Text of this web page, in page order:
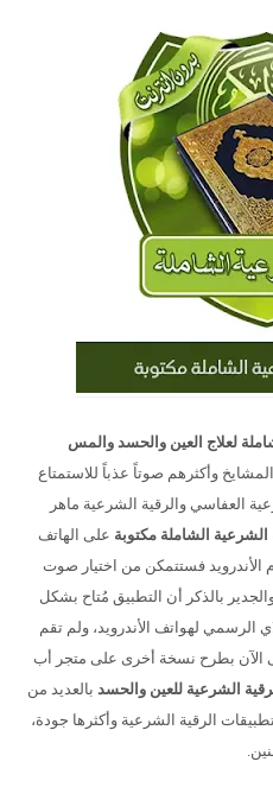
لعلاج العين والحسد والمس
وأكثرهم صوتاً عذباً للاستمتاع
العفاسي والرقية الشرعية ماهر
الشرعية الشاملة مكتوبة على الهاتف
فستتمكن من اختيار صوت
بالذكر أن التطبيق مُتاح بشكل
لهواتف الأندرويد، ولم تقم
الآن بطرح نسخة أخرى على متجر أب
الشرعية للعين والحسد بالعديد من
الرقية الشرعية وأكثرها جودة،